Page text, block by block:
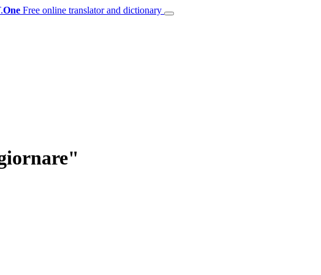
One Free online translator and dictionary